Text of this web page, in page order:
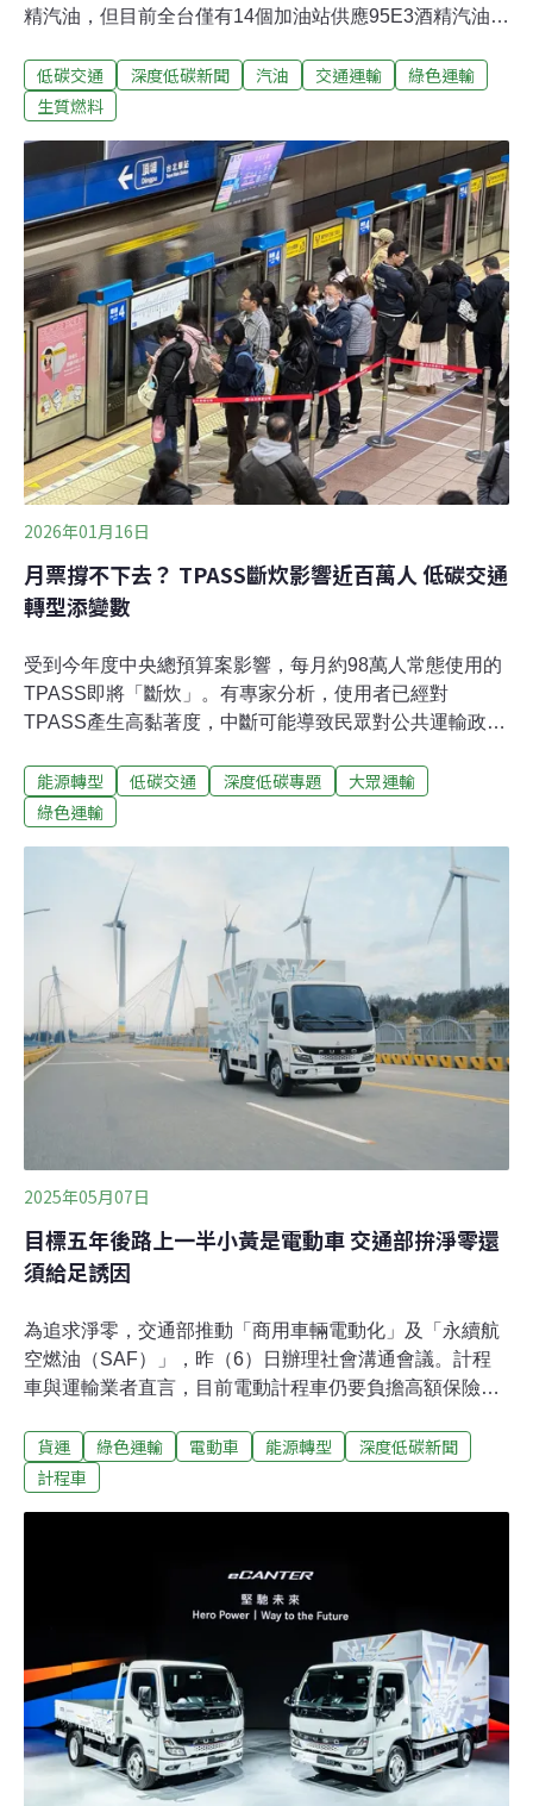
精汽油，但目前全台僅有14個加油站供應95E3酒精汽油
展，菲律賓已實施E10（即汽油摻配10%酒精）強制政
策，並規劃提升至E15；印度僅花8年便從E3推進至E20強
泰國則透過補貼措施，鼓勵民眾使用E20等汽油。全球綠
色燃料中心（GCGF）與國際氣候發展智庫本月7日舉辦
「酒精汽油助攻台灣低碳運輸與能源韌性國際論壇」，邀
請國際專家來台，與政府機關和國營事業對談，探討重新
推動酒精汽油的可能性。酒精汽油重回政策討論：加速運
輸減碳、能源自主摻配生質酒精的酒精汽油，被視為運輸
減碳途徑之一。經濟部標準檢驗局上月9日修訂兩項國家
標準：CNS12614（車用無鉛汽油）正式新增「E10酒精
汽油」品項，以及C
低碳交通 深度低碳新聞 汽油 交通運輸
綠色運輸
生質燃料
2026年01月16日
月票撐不下去？ TPASS斷炊影響近百萬人 低碳交通
轉型添變數
受到今年度中央總預算案影響，每月約98萬人常態使用的
TPASS即將「斷炊」。有專家分析，使用者已經對
TPASS產生高黏著度，中斷可能導致民眾對公共運輸政策
整體低碳交通轉型的需求，例如優先完善人行道、自行車
道，滿足「最後一哩路」（Last Mile）。近百萬人常態使
自2023年7月上路，深受通勤族青睞，但相關預算計畫已
在2025年底到期，交通部提出新一期「TPASS行政院通
勤月票執行計畫」，2026至2029年編列363.8億元，其中
包含今（2026）年度75億元。不過立法院在野黨憑藉人數
優勢杯葛審查，到目前未開始審議今年度中央政府總預算
案，相關經費無法動支，TPASS可能面臨「斷炊」窘境。
TPASS推出至今已有20個縣市參與、推出29種定期票方
案，累計約有1913萬人次加值購買，使用
能源轉型 低碳交通 深度低碳專題
大眾運輸
綠色運輸
2025年05月07日
目標五年後路上一半小黃是電動車 交通部拚淨零還
須給足誘因
為追求淨零，交通部推動「商用車輛電動化」及「永續航
空燃油（SAF）」，昨（6）日辦理社會溝通會議。計程
車與運輸業者直言，目前電動計程車仍要負擔高額保險
因。台經院則建議建立「綠色里程登錄平台」，將企業員
工的低碳交通里程轉換為綠色通勤獎勵，以及透過智慧監
社會溝通。其中主管運輸部門的交通部，提出「商用車輛
電動化及無碳化」以及「永續航空燃油」兩大旗艦計畫，
並持續進行運具電動化、提升公共運輸等現有的減量規
劃。環境部與交通部昨（6）日辦理社會溝通會議，由交
通部次長陳彥伯主持。交通部說明，商用車輛電動化的草
案路徑，採「先緩後快」，目標2030年達
貨運 綠色運輸 電動車 能源轉型
深度低碳新聞
計程車